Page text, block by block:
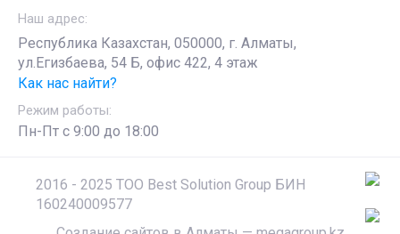
Наш адрес:
Республика Казахстан, 050000, г. Алматы,
ул.Егизбаева, 54 Б, офис 422, 4 этаж
Как нас найти?
Режим работы:
Пн-Пт c 9:00 до 18:00
2016 - 2025 ТОО Best Solution Group БИН
160240009577